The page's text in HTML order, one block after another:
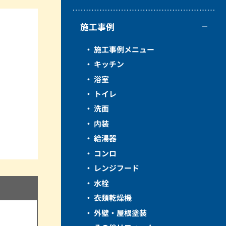
施工事例
施工事例メニュー
キッチン
浴室
トイレ
洗面
内装
給湯器
コンロ
レンジフード
水栓
衣類乾燥機
外壁・屋根塗装